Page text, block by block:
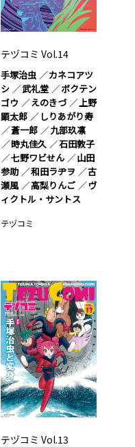
テヅコミ Vol.14
手塚治虫
カネコアツ
シ
武礼堂
ボクテン
ゴウ
えのきづ
上野
顕太郎
しりあがり寿
蒼一郎
九部玖凛
時丸佳久
石田敦子
七野ワビせん
山田
参助
和田ラヂヲ
古
瀬風
高梨りんご
ヴ
ィクトル・サントス
テヅコミ
テヅコミ Vol.13